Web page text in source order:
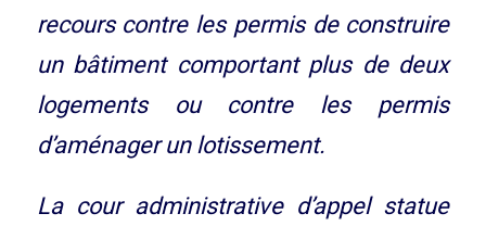
recours contre les permis de construire
un bâtiment comportant plus de deux
logements ou contre les permis
d’aménager un lotissement.
La cour administrative d’appel statue